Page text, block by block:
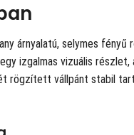
árnyalatú, selymes
izgalmas vizuális
vállpánt stabil